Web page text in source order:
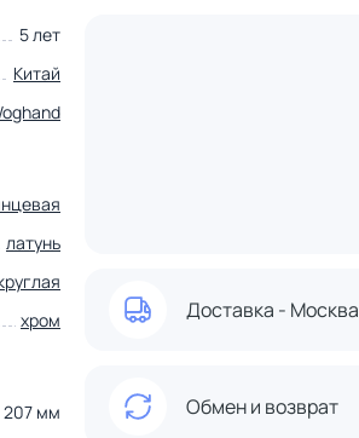
5 лет
Китай
латунь
хром
207 мм
Доставка - Москва
Обмен и возврат